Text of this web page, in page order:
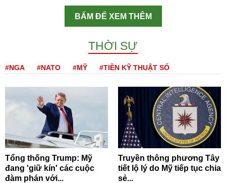
BẤM ĐỂ XEM THÊM
THỜI SỰ
#NGA #NATO #MỸ #TIỀN KỸ THUẬT SỐ
Tổng thống Trump: Mỹ
đang 'giữ kín' các cuộc
đàm phán với...
Truyền thông phương Tây
tiết lộ lý do Mỹ tiếp tục chia
sẻ...